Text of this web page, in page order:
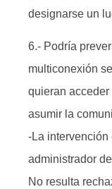
designarse un
6.- Podría
multiconexión
quieran
asumir la
-La intervención
administrador
No resulta